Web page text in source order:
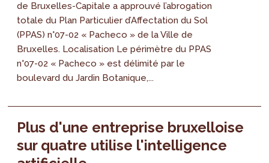
de Bruxelles-Capitale a approuvé l’abrogation
totale du Plan Particulier d’Affectation du Sol
(PPAS) n°07-02 « Pacheco » de la Ville de
Bruxelles. Localisation Le périmètre du PPAS
n°07-02 « Pacheco » est délimité par le
boulevard du Jardin Botanique,...
Plus d'une entreprise bruxelloise
sur quatre utilise l'intelligence